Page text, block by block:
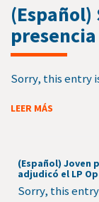
presencia
Sorry, this entry
LEER MÁS
(Español) Joven
adjudicó el LP
Sorry, this